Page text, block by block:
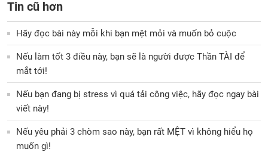
Tin cũ hơn
Hãy đọc bài này mỗi khi bạn mệt mỏi và muốn bỏ cuộc
Nếu làm tốt 3 điều này, bạn sẽ là người được Thần TÀI để
mắt tới!
Nếu bạn đang bị stress vì quá tải công việc, hãy đọc ngay bài
viết này!
Nếu yêu phải 3 chòm sao này, bạn rất MỆT vì không hiểu họ
muốn gì!